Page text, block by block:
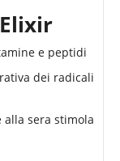
e peptidi
dei radicali
alla sera stimola